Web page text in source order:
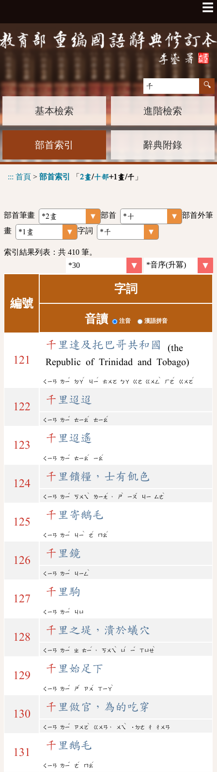
☰
基本檢索 進階檢索
部首索引 辭典附錄
::: 首頁 > 部首索引 「 2畫/十部+1畫/千 」
部首筆畫 部首
部首外筆
畫
字詞
索引結果列表：共 410 筆。
編號
字詞
音讀 注音 漢語拼音
121
千 里達及托巴哥共和國
(the
Republic of Trinidad and Tobago)
ㄑㄧㄢ ㄌㄧ
ˇ
ㄉㄚ
ˊ
ㄐㄧ
ˊ
ㄊㄨㄛ ㄅㄚ ㄍㄜ ㄍㄨㄥ
ˋ
ㄏㄜ
ˊ
ㄍㄨㄛ
ˊ
122
千 里迢迢
ㄑㄧㄢ ㄌㄧ
ˇ
ㄊㄧㄠ
ˊ
ㄊㄧㄠ
ˊ
123
千 里迢遙
ㄑㄧㄢ ㄌㄧ
ˇ
ㄊㄧㄠ
ˊ
ㄧㄠ
ˊ
124
千 里饋糧，士有飢色
ㄑㄧㄢ ㄌㄧ
ˇ
ㄎㄨㄟ
ˋ
ㄌㄧㄤ
ˊ
， ㄕ
ˋ
ㄧㄡ
ˇ
ㄐㄧ ㄙㄜ
ˋ
125
千 里寄鵝毛
ㄑㄧㄢ ㄌㄧ
ˇ
ㄐㄧ
ˋ
ㄜ
ˊ
ㄇㄠ
ˊ
126
千 里鏡
ㄑㄧㄢ ㄌㄧ
ˇ
ㄐㄧㄥ
ˋ
127
千 里駒
ㄑㄧㄢ ㄌㄧ
ˇ
ㄐㄩ
128
千 里之堤，潰於蟻穴
ㄑㄧㄢ ㄌㄧ
ˇ
ㄓ ㄊㄧ
ˊ
， ㄎㄨㄟ
ˋ
ㄩ
ˊ
ㄧ
ˇ
ㄒㄩㄝ
ˋ
129
千 里始足下
ㄑㄧㄢ ㄌㄧ
ˇ
ㄕ
ˇ
ㄗㄨ
ˊ
ㄒㄧㄚ
ˋ
130
千 里做官，為的吃穿
ㄑㄧㄢ ㄌㄧ
ˇ
ㄗㄨㄛ
ˋ
ㄍㄨㄢ ， ㄨㄟ
ˋ
˙ㄉㄜ ㄔ ㄔㄨㄢ
131
千 里鵝毛
ㄑㄧㄢ ㄌㄧ
ˇ
ㄜ
ˊ
ㄇㄠ
ˊ